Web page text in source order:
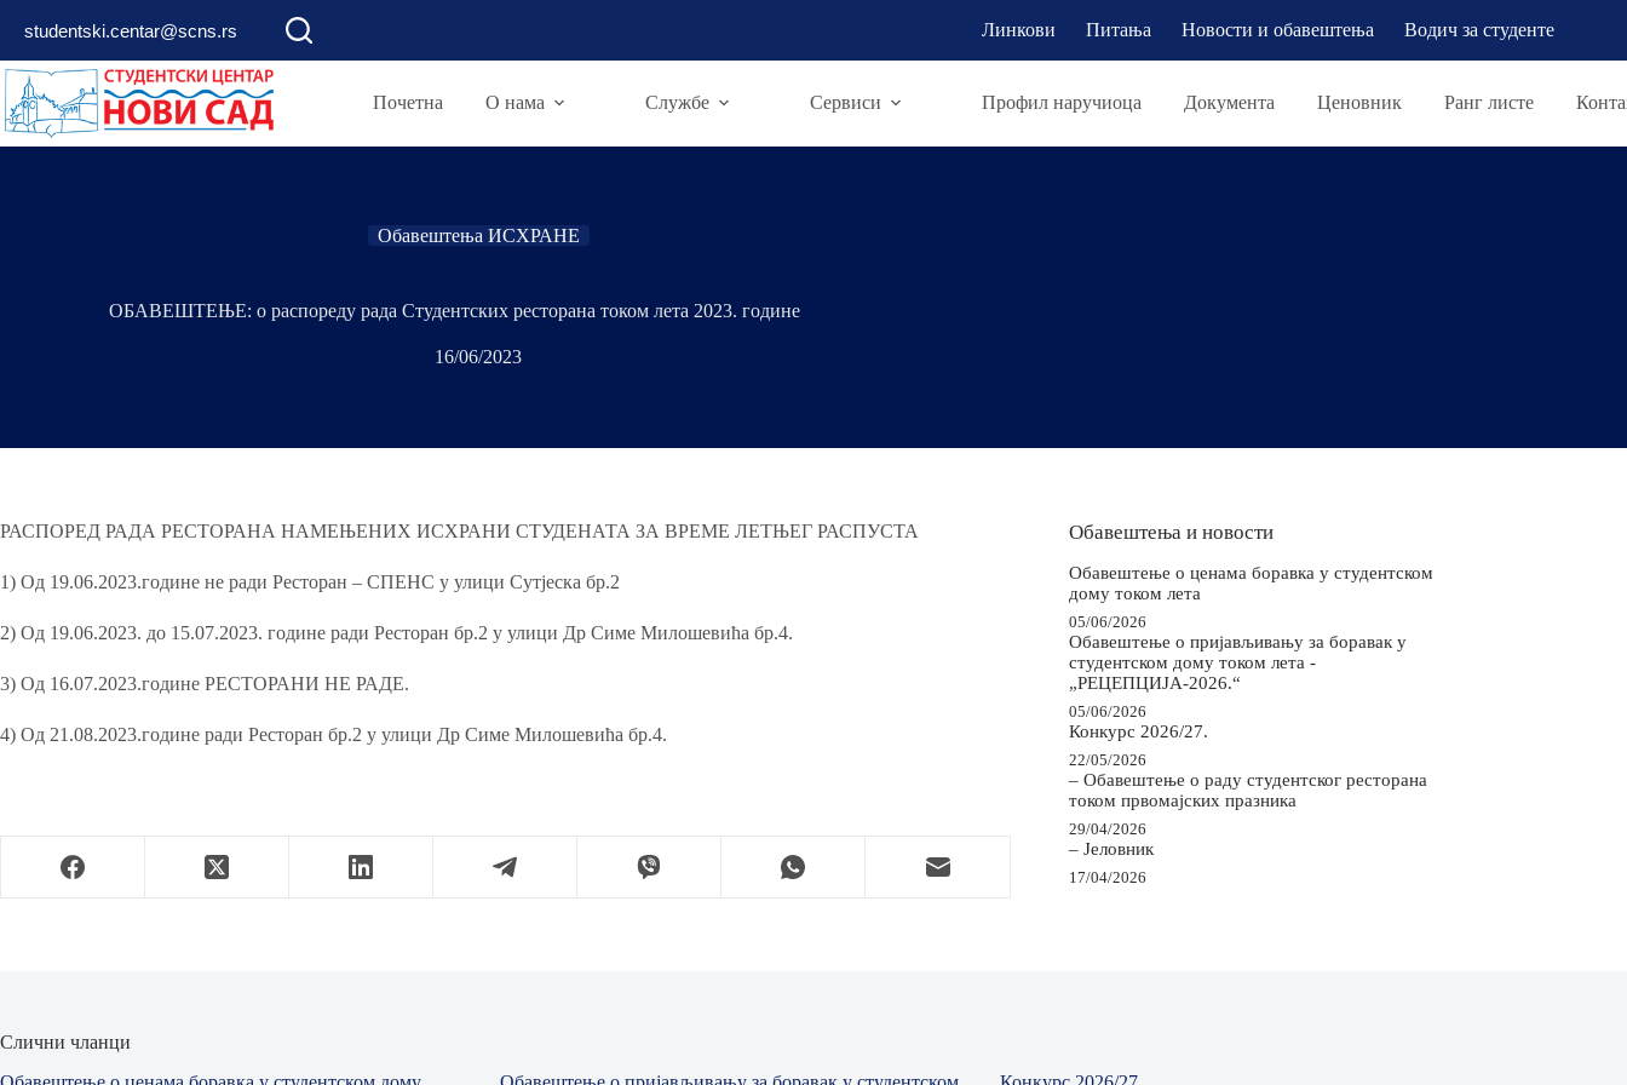
studentski.centar@scns.rs Линкови Питања Новости и обавештења Водич за студенте
Почетна О нама Службе Сервиси Профил наручиоца Документа Ценовник Ранг листе
Обавештења ИСХРАНЕ
ОБАВЕШТЕЊЕ: о распореду рада Студентских ресторана током лета 2023. године
16/06/2023
РАСПОРЕД РАДА РЕСТОРАНА НАМЕЊЕНИХ ИСХРАНИ СТУДЕНАТА ЗА ВРЕМЕ ЛЕТЊЕГ РАСПУСТА
1) Од 19.06.2023.године не ради Ресторан – СПЕНС у улици Сутјеска бр.2
2) Од 19.06.2023. до 15.07.2023. године ради Ресторан бр.2 у улици Др Симе Милошевића бр.4.
3) Од 16.07.2023.године РЕСТОРАНИ НЕ РАДЕ.
4) Од 21.08.2023.године ради Ресторан бр.2 у улици Др Симе Милошевића бр.4.
Обавештења и новости
Обавештење о ценама боравка у студентском
дому током лета
05/06/2026
Обавештење о пријављивању за боравак у
студентском дому током лета -
„РЕЦЕПЦИЈА-2026.“
05/06/2026
Конкурс 2026/27.
22/05/2026
– Обавештење о раду студентског ресторана
током првомајских празника
29/04/2026
– Јеловник
17/04/2026
Слични чланци